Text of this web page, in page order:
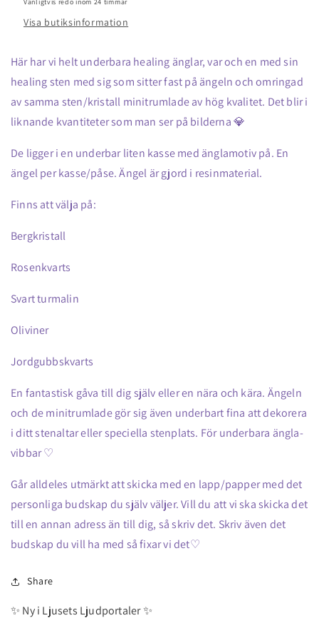
Visa butiksinformation
Här har vi helt underbara healing änglar, var och en med sin
healing sten med sig som sitter fast på ängeln och omringad
av samma sten/kristall minitrumlade av hög kvalitet. Det blir i
liknande kvantiteter som man ser på bilderna 💎
De ligger i en underbar liten kasse med änglamotiv på. En
ängel per kasse/påse. Ängel är gjord i resinmaterial.
Finns att välja på:
Bergkristall
Rosenkvarts
Svart turmalin
Oliviner
Jordgubbskvarts
En fantastisk gåva till dig själv eller en nära och kära. Ängeln
och de minitrumlade gör sig även underbart fina att dekorera
i ditt stenaltar eller speciella stenplats. För underbara ängla-
vibbar ♡
Går alldeles utmärkt att skicka med en lapp/papper med det
personliga budskap du själv väljer. Vill du att vi ska skicka det
till en annan adress än till dig, så skriv det. Skriv även det
budskap du vill ha med så fixar vi det♡
Share
✨ Ny i Ljusets Ljudportaler ✨